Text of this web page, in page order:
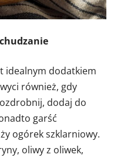
idealnym dodatkiem
również, gdy
dodaj do
garść
ogórek szklarniowy.
oliwy z oliwek,